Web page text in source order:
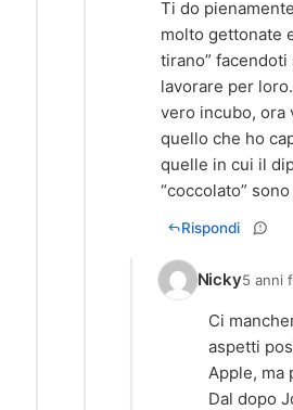
Ti do
molto gettonate
tirano”
lavorare per
vero incubo, ora
quello che ho
quelle in cui il
“coccolato”
Rispondi
Nicky5 anni
Ci
aspetti
Apple, ma
Dal dopo